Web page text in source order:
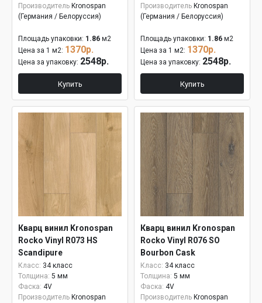
Производитель Kronospan
(Германия / Белоруссия)
Площадь упаковки: 1.86 м2
Цена за 1 м2: 1370р.
Цена за упаковку: 2548р.
Купить
Производитель Kronospan
(Германия / Белоруссия)
Площадь упаковки: 1.86 м2
Цена за 1 м2: 1370р.
Цена за упаковку: 2548р.
Купить
Кварц винил Kronospan
Rocko Vinyl R073 HS
Scandipure
Класс: 34 класс
Толщина: 5 мм
Фаска: 4V
Производитель Kronospan
Кварц винил Kronospan
Rocko Vinyl R076 SO
Bourbon Cask
Класс: 34 класс
Толщина: 5 мм
Фаска: 4V
Производитель Kronospan